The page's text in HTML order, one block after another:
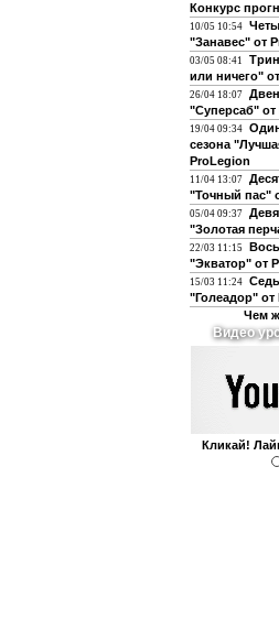
Конкурс
10/05 10:54
"Занавес" от
03/05 08:41
или ничего"
26/04 18:07
"Суперсаб" от
19/04 09:34
сезона
ProLegion
11/04 13:07
"Точный пас"
05/04 09:37
"Золотая
22/03 11:15
"Экватор" от
15/03 11:24
"Голеадор" от
Чем
Видео
Кликай!